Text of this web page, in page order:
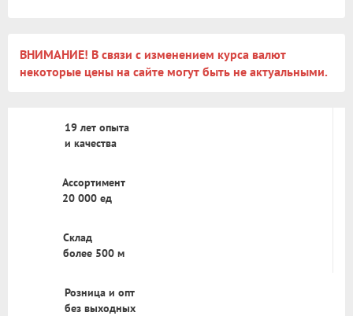
ВНИМАНИЕ! В связи с изменением курса валют
некоторые цены на сайте могут быть не актуальными.
19 лет опыта
и качества
Ассортимент
20 000 ед
Склад
более 500 м
Розница и опт
без выходных